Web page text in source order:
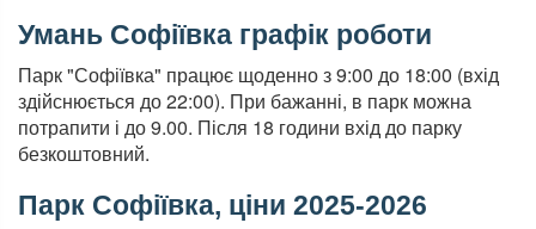
Умань Софіївка графік роботи
Парк "Софіївка" працює щоденно з 9:00 до 18:00 (вхід
здійснюється до 22:00). При бажанні, в парк можна
потрапити і до 9.00. Після 18 години вхід до парку
безкоштовний.
Парк Софіївка, ціни 2025-2026